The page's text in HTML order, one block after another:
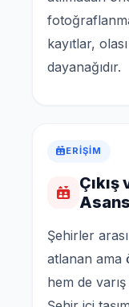
kayıtlar,
dayanağıdır.
ERIŞIM
Şehirler
atlanan ama
hem de